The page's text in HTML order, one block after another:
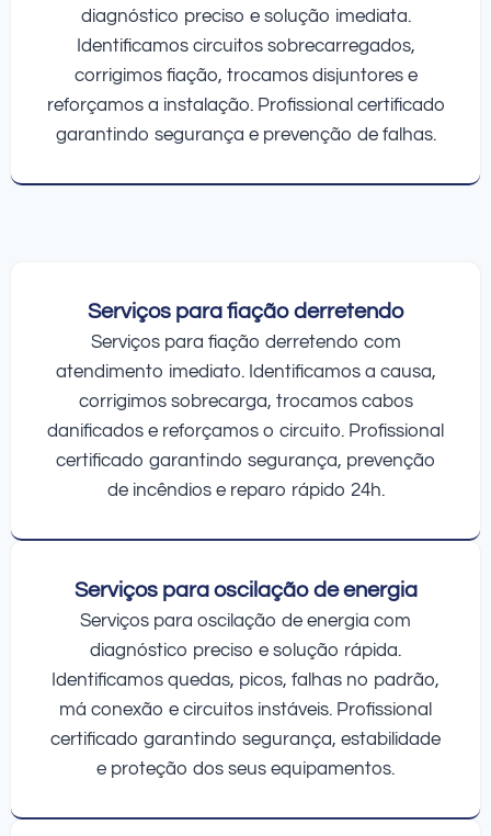
diagnóstico preciso e solução imediata.
Identificamos circuitos sobrecarregados,
corrigimos fiação, trocamos disjuntores e
reforçamos a instalação. Profissional certificado
garantindo segurança e prevenção de falhas.
Serviços para fiação derretendo
Serviços para fiação derretendo com
atendimento imediato. Identificamos a causa,
corrigimos sobrecarga, trocamos cabos
danificados e reforçamos o circuito. Profissional
certificado garantindo segurança, prevenção
de incêndios e reparo rápido 24h.
Serviços para oscilação de energia
Serviços para oscilação de energia com
diagnóstico preciso e solução rápida.
Identificamos quedas, picos, falhas no padrão,
má conexão e circuitos instáveis. Profissional
certificado garantindo segurança, estabilidade
e proteção dos seus equipamentos.